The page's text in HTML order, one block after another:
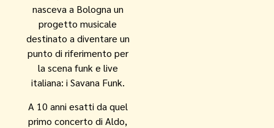
nasceva a Bologna un
progetto musicale
destinato a diventare un
punto di riferimento per
la scena funk e live
italiana: i Savana Funk.
A 10 anni esatti da quel
primo concerto di Aldo,